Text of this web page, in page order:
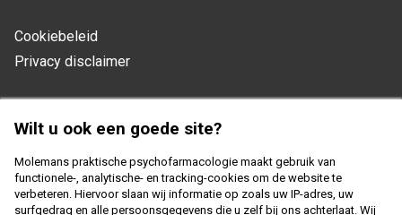
Footer
navigation
Cookiebeleid
Privacy disclaimer
Huisartsen Genootschap en Prelum
Wilt u ook een goede site?
Molemans praktische psychofarmacologie maakt gebruik van
functionele-, analytische- en tracking-cookies om de website te
verbeteren. Hiervoor slaan wij informatie op zoals uw IP-adres, uw
surfgedrag en alle persoonsgegevens die u zelf bij ons achterlaat. Wij